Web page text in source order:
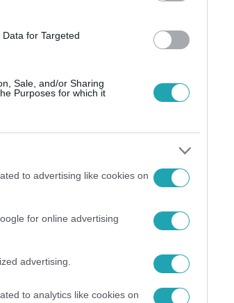
for Targeted
Sale, and/or Sharing
Purposes for which it
to advertising like cookies on
for online advertising
advertising.
to analytics like cookies on